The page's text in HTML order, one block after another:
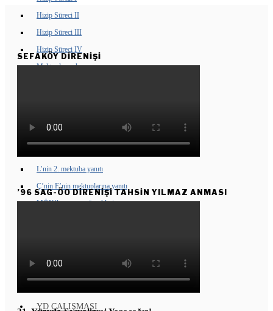
Hizip Süreci II
Hizip Süreci III
Hizip Süreci IV
Mektuplaşmalar
L’nin 2. mektuba yanıtı
Ç’nin F’nin mektuplarına yanıtı
MÖK’le yazışma örnekleri
ÖLÜMSÜZLERIMIZ
GENÇ KOMÜNARLAR
YD ÇALIŞMASI
SEFAKÖY DIRENIŞI
’96 SAG-ÖO DİRENİŞİ TAHSİN YILMAZ ANMASI